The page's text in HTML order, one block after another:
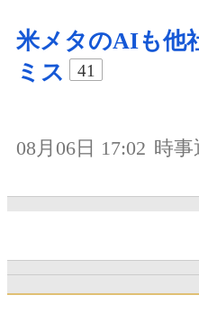
米メタのAIも他
ミス
41
08月06日 17:02 時事